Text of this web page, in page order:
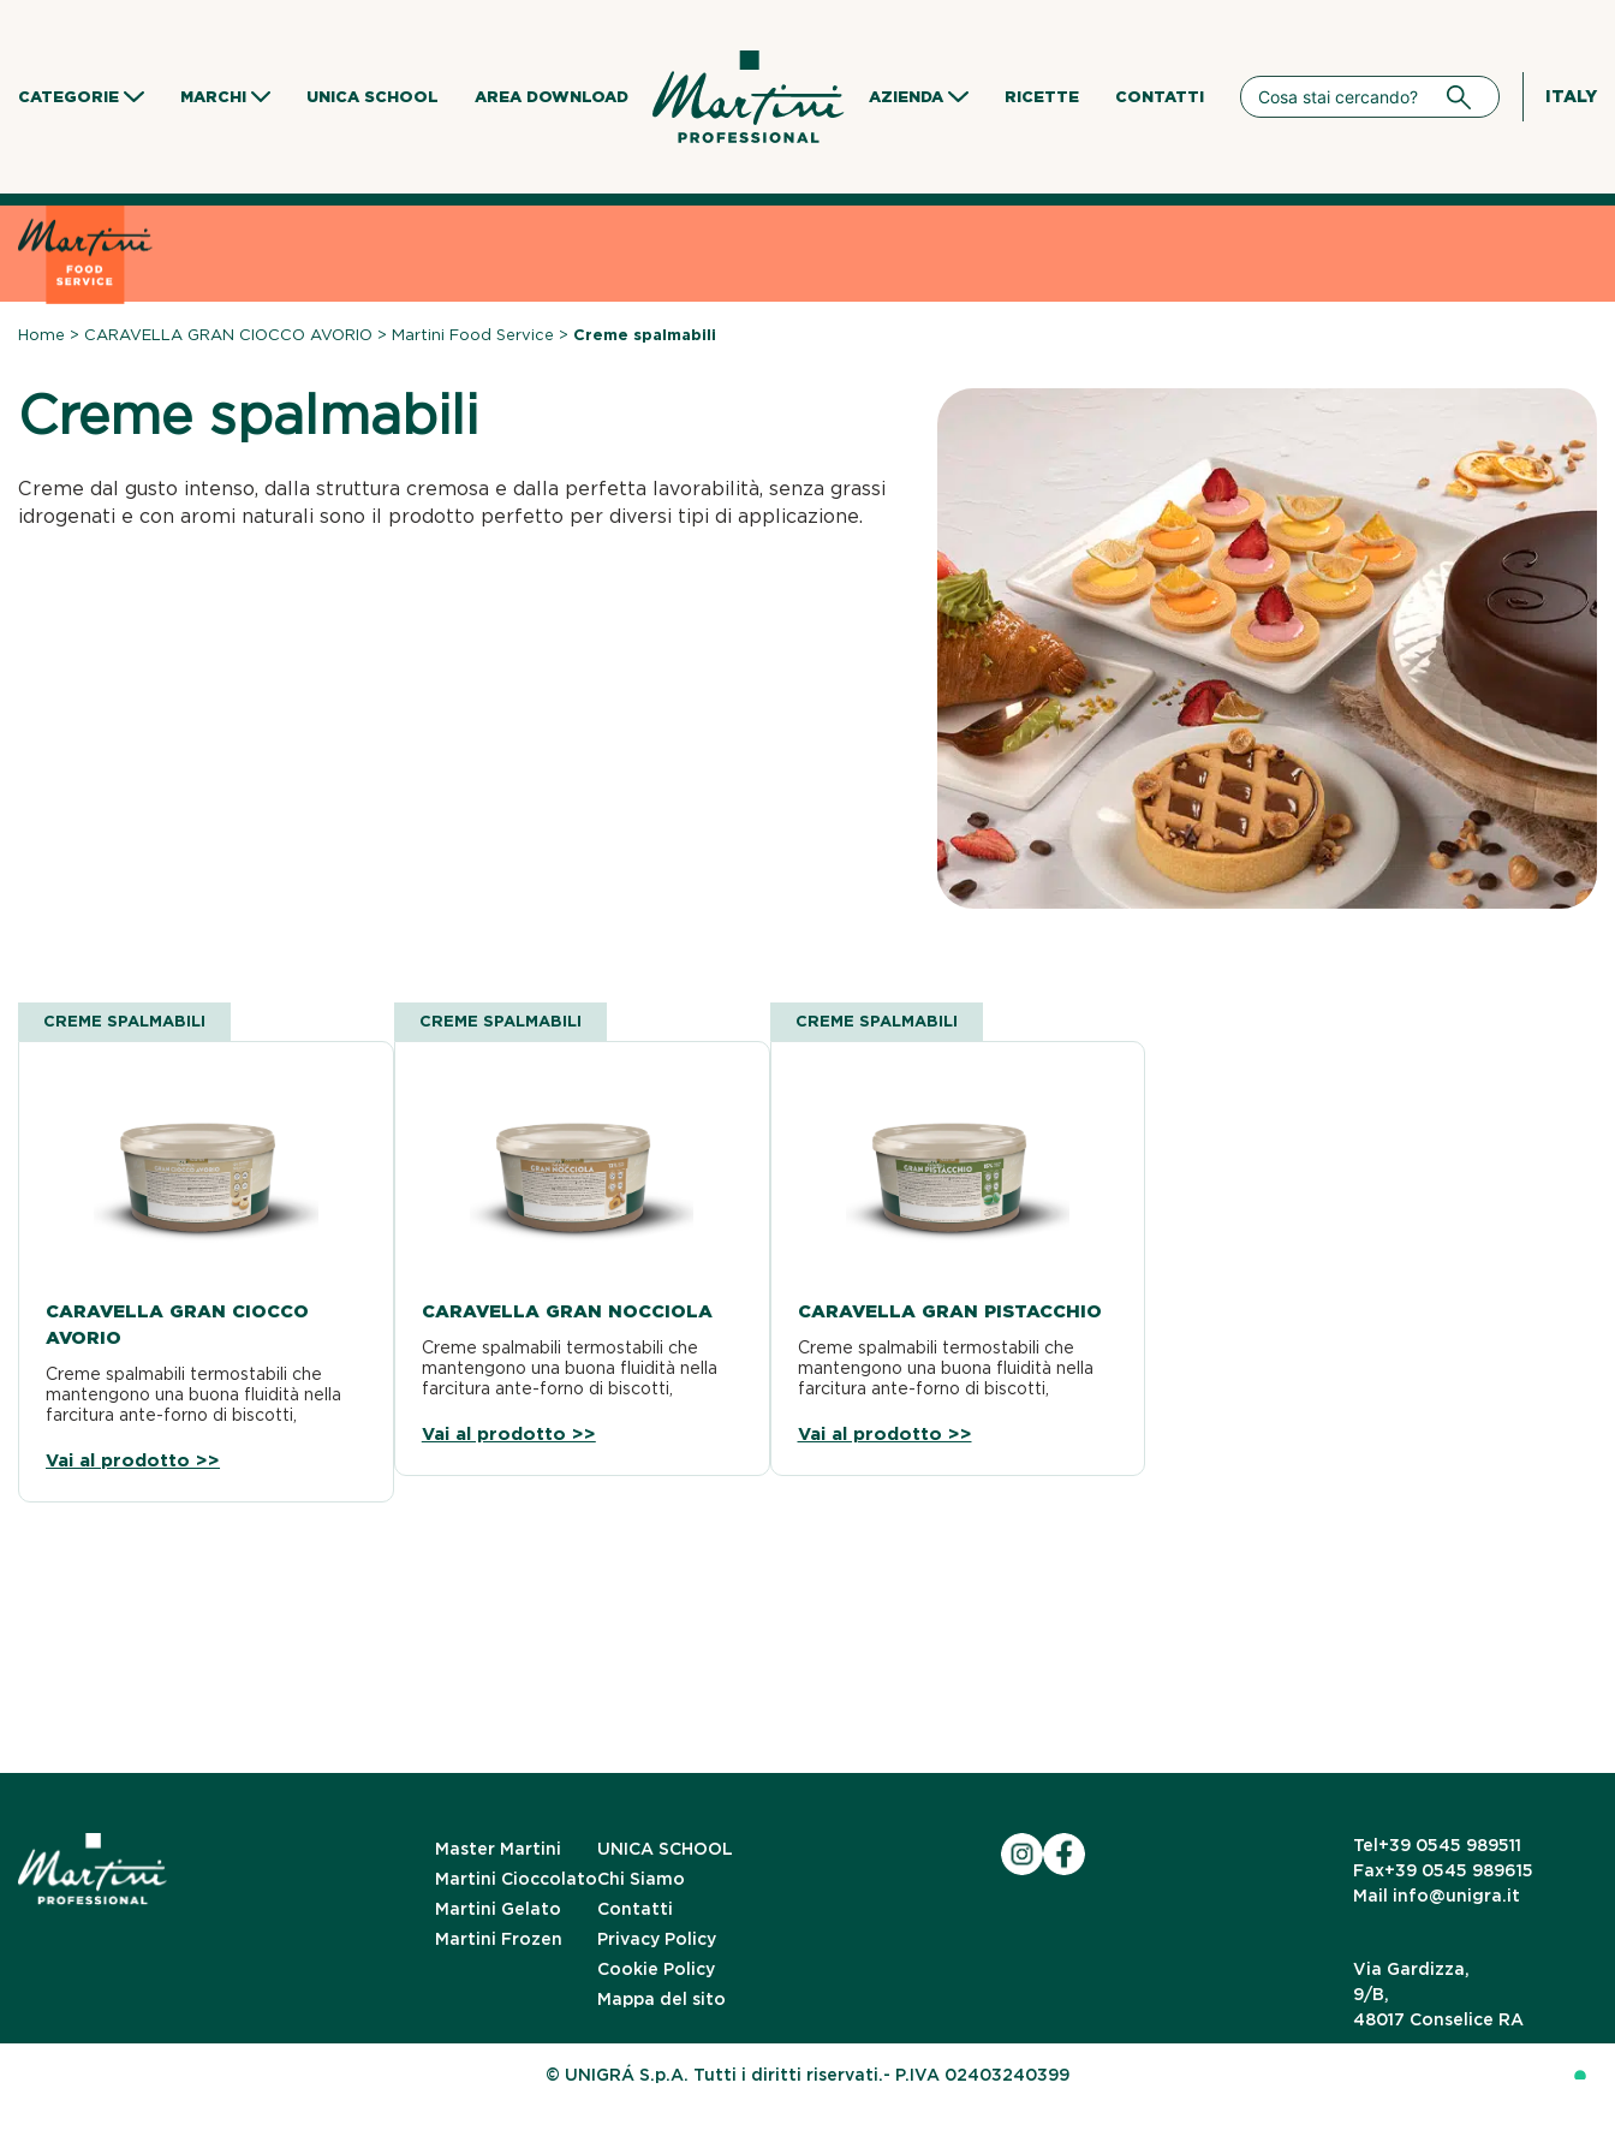
CATEGORIE MARCHI UNICA SCHOOL AREA DOWNLOAD AZIENDA RICETTE CONTATTI ITALY
Home > CARAVELLA GRAN CIOCCO AVORIO >Martini Food Service > Creme spalmabili
Creme spalmabili
Creme dal gusto intenso, dalla struttura cremosa e dalla perfetta lavorabilità, senza grassi
idrogenati e con aromi naturali sono il prodotto perfetto per diversi tipi di applicazione.
CREME SPALMABILI
CARAVELLA GRAN CIOCCO
AVORIO
Creme spalmabili termostabili che
mantengono una buona fluidità nella
farcitura ante-forno di biscotti,
usate anche…
Vai al prodotto >>
CREME SPALMABILI
CARAVELLA GRAN NOCCIOLA
Creme spalmabili termostabili che
mantengono una buona fluidità nella
farcitura ante-forno di biscotti,
usate anche…
Vai al prodotto >>
CREME SPALMABILI
CARAVELLA GRAN PISTACCHIO
Creme spalmabili termostabili che
mantengono una buona fluidità nella
farcitura ante-forno di biscotti,
usate anche…
Vai al prodotto >>
Master Martini
Martini Cioccolato
Martini Gelato
Martini Frozen
UNICA SCHOOL
Chi Siamo
Contatti
Privacy Policy
Cookie Policy
Mappa del sito
Tel +39 0545 989511
Fax+39 0545 989615
Mail info@unigra.it
Via Gardizza,
9/B,
48017 Conselice RA
© UNIGRÁ S.p.A. Tutti i diritti riservati.- P.IVA 02403240399